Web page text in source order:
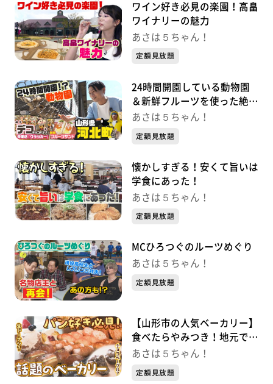
ワイン好き必見の楽園！高畠
ワイナリーの魅力
あさは５ちゃん！
定額見放題
24時間開園している動物園
＆新鮮フルーツを使った絶品
スイーツを堪能
あさは５ちゃん！
定額見放題
懐かしすぎる！安くて旨いは
学食にあった！
あさは５ちゃん！
定額見放題
MCひろつぐのルーツめぐり
あさは５ちゃん！
定額見放題
【山形市の人気ベーカリー】
食べたらやみつき！地元で愛
される絶品パン特集
あさは５ちゃん！
定額見放題